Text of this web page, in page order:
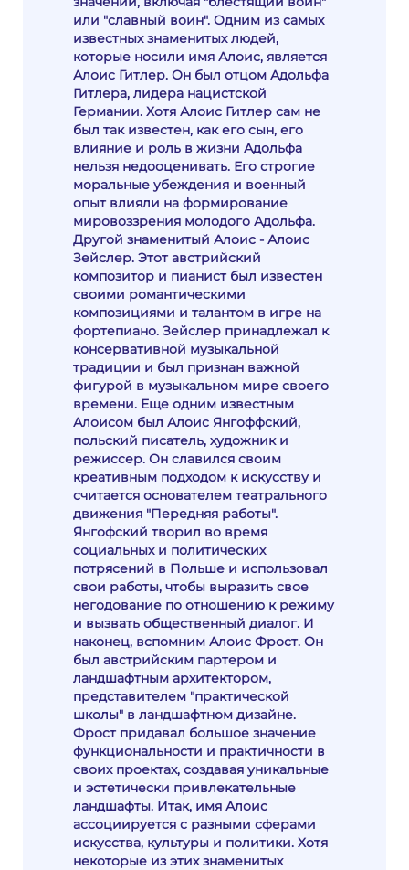
или "славный воин". Одним из самых
известных знаменитых людей,
которые носили имя Алоис, является
Алоис Гитлер. Он был отцом Адольфа
Гитлера, лидера нацистской
Германии. Хотя Алоис Гитлер сам не
был так известен, как его сын, его
влияние и роль в жизни Адольфа
нельзя недооценивать. Его строгие
моральные убеждения и военный
опыт влияли на формирование
мировоззрения молодого Адольфа.
Другой знаменитый Алоис - Алоис
Зейслер. Этот австрийский
композитор и пианист был известен
своими романтическими
композициями и талантом в игре на
фортепиано. Зейслер принадлежал к
консервативной музыкальной
традиции и был признан важной
фигурой в музыкальном мире своего
времени. Еще одним известным
Алоисом был Алоис Янгоффский,
польский писатель, художник и
режиссер. Он славился своим
креативным подходом к искусству и
считается основателем театрального
движения "Передняя работы".
Янгофский творил во время
социальных и политических
потрясений в Польше и использовал
свои работы, чтобы выразить свое
негодование по отношению к режиму
и вызвать общественный диалог. И
наконец, вспомним Алоис Фрост. Он
был австрийским партером и
ландшафтным архитектором,
представителем "практической
школы" в ландшафтном дизайне.
Фрост придавал большое значение
функциональности и практичности в
своих проектах, создавая уникальные
и эстетически привлекательные
ландшафты. Итак, имя Алоис
ассоциируется с разными сферами
искусства, культуры и политики. Хотя
некоторые из этих знаменитых